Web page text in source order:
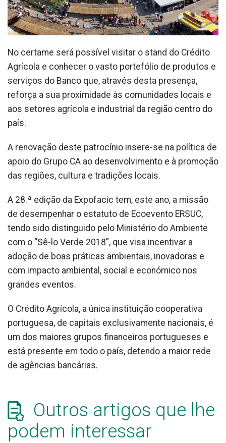
No certame será possível visitar o stand do Crédito
Agrícola e conhecer o vasto portefólio de produtos e
serviços do Banco que, através desta presença,
reforça a sua proximidade às comunidades locais e
aos setores agrícola e industrial da região centro do
país.
A renovação deste patrocínio insere-se na política de
apoio do Grupo CA ao desenvolvimento e à promoção
das regiões, cultura e tradições locais.
A 28.ª edição da Expofacic tem, este ano, a missão
de desempenhar o estatuto de Ecoevento ERSUC,
tendo sido distinguido pelo Ministério do Ambiente
com o “Sê-lo Verde 2018”, que visa incentivar a
adoção de boas práticas ambientais, inovadoras e
com impacto ambiental, social e económico nos
grandes eventos.
O Crédito Agrícola, a única instituição cooperativa
portuguesa, de capitais exclusivamente nacionais, é
um dos maiores grupos financeiros portugueses e
está presente em todo o país, detendo a maior rede
de agências bancárias.
Outros artigos que lhe
podem interessar